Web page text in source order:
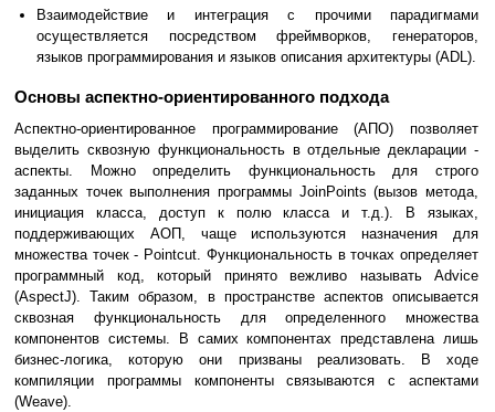
Взаимодействие и интеграция с прочими парадигмами
осуществляется посредством фреймворков, генераторов,
языков программирования и языков описания архитектуры (ADL).
Основы аспектно-ориентированного подхода
Аспектно-ориентированное программирование (АПО) позволяет
выделить сквозную функциональность в отдельные декларации -
аспекты. Можно определить функциональность для строго
заданных точек выполнения программы JoinPoints (вызов метода,
инициация класса, доступ к полю класса и т.д.). В языках,
поддерживающих АОП, чаще используются назначения для
множества точек - Pointcut. Функциональность в точках определяет
программный код, который принято вежливо называть Advice
(AspectJ). Таким образом, в пространстве аспектов описывается
сквозная функциональность для определенного множества
компонентов системы. В самих компонентах представлена лишь
бизнес-логика, которую они призваны реализовать. В ходе
компиляции программы компоненты связываются с аспектами
(Weave).